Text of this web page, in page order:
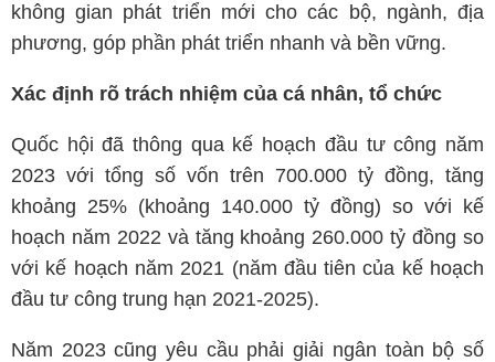
không gian phát triển mới cho các bộ, ngành, địa
phương, góp phần phát triển nhanh và bền vững.
Xác định rõ trách nhiệm của cá nhân, tổ chức
Quốc hội đã thông qua kế hoạch đầu tư công năm
2023 với tổng số vốn trên 700.000 tỷ đồng, tăng
khoảng 25% (khoảng 140.000 tỷ đồng) so với kế
hoạch năm 2022 và tăng khoảng 260.000 tỷ đồng so
với kế hoạch năm 2021 (năm đầu tiên của kế hoạch
đầu tư công trung hạn 2021-2025).
Năm 2023 cũng yêu cầu phải giải ngân toàn bộ số